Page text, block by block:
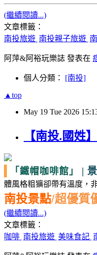
(繼續閱讀...)
文章標籤：
南投旅遊 南投親子旅遊
阿萍&阿裕玩樂誌 發表在
個人分類： [南投]
▲top
May 19 Tue 2026
【南投.國姓
「鐵帽咖啡館」 |
體風格粗獷卻帶有溫度，
南投景點/超優質
(繼續閱讀...)
文章標籤：
咖啡 南投旅遊 美味食記